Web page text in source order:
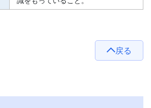
戻る